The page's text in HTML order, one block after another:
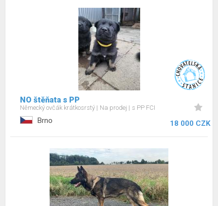
NO štěňata s PP
Německý ovčák krátkosrstý Na prodej s PP FCI
Brno 18 000 CZK